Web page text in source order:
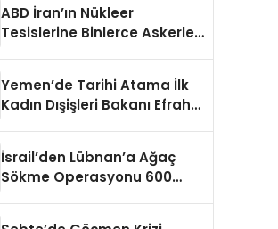
ABD İran’ın Nükleer
Tesislerine Binlerce Askerle
Yemen’de Tarihi Atama İlk
Kadın Dışişleri Bakanı Efrah
İsrail’den Lübnan’a Ağaç
Sökme Operasyonu 600